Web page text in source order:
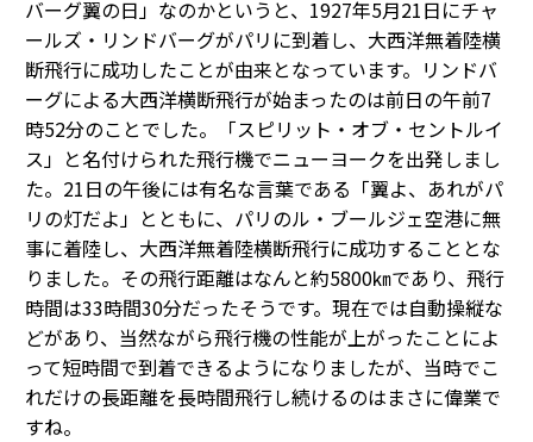
バーグ翼の日」なのかというと、1927年5月21日にチャ
ールズ・リンドバーグがパリに到着し、大西洋無着陸横
断飛行に成功したことが由来となっています。リンドバ
ーグによる大西洋横断飛行が始まったのは前日の午前7
時52分のことでした。「スピリット・オブ・セントルイ
ス」と名付けられた飛行機でニューヨークを出発しまし
た。21日の午後には有名な言葉である「翼よ、あれがパ
リの灯だよ」とともに、パリのル・ブールジェ空港に無
事に着陸し、大西洋無着陸横断飛行に成功することとな
りました。その飛行距離はなんと約5800㎞であり、飛行
時間は33時間30分だったそうです。現在では自動操縦な
どがあり、当然ながら飛行機の性能が上がったことによ
って短時間で到着できるようになりましたが、当時でこ
れだけの長距離を長時間飛行し続けるのはまさに偉業で
すね。